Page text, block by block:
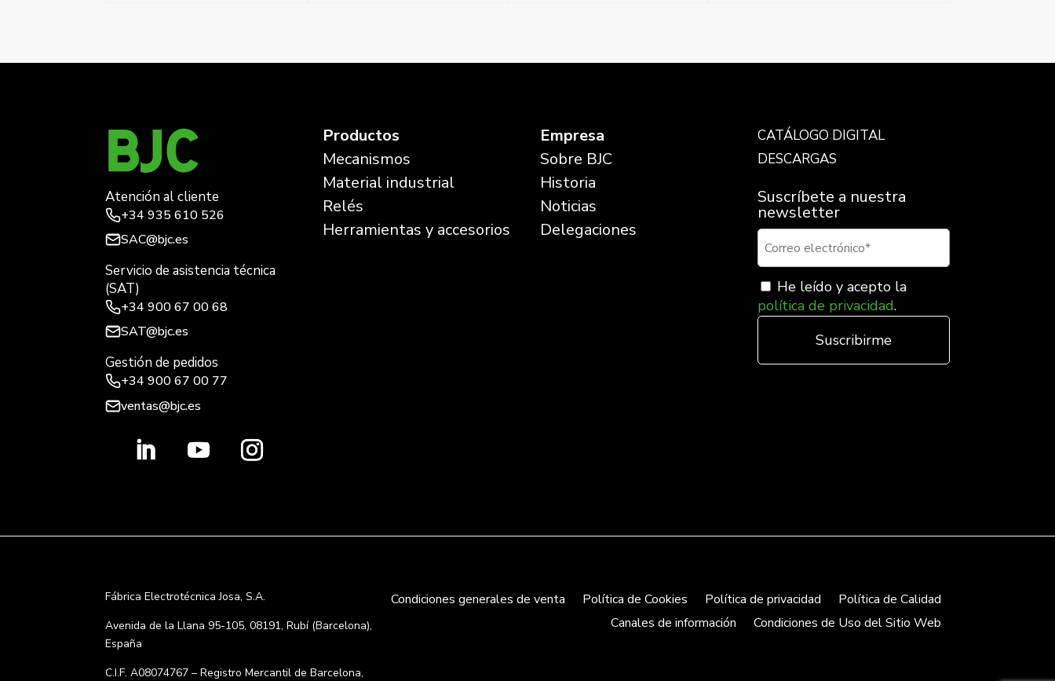
Atención al cliente
+34935 610 526
SAC@bjc.es
Servicio de asistencia técnica
(SAT)
+34900 67 00 68
SAT@bjc.es
Gestión de pedidos
+34 900 67 00 77
ventas@bjc.es
Productos
Mecanismos
Material industrial
Relés
Herramientas y accesorios
Empresa
Sobre BJC
Historia
Noticias
Delegaciones
CATÁLOGO DIGITAL
DESCARGAS
Suscríbete a nuestra
newsletter
He leído y acepto la
política de privacidad.
Fábrica Electrotécnica Josa, S.A.
Avenida de la Llana 95-105, 08191, Rubí (Barcelona),
España
C.I.F. A08074767 – Registro Mercantil de Barcelona,
Condiciones generales de venta Política de Cookies Política de privacidad
Política de Calidad
Canales de información
Condiciones de Uso del Sitio Web